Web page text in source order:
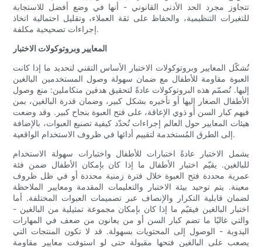
تتجاوز مجرد الحد الأدنى القانوني - أنها في وضع أفضل للاستجابة
للتغيرات التنظيمية، والحفاظ على ثقة العملاء، وتقليل احتمالية اتخاذ
إجراءات تصحيحية مكلفة.
المعايير وبروتوكولات الاختبار
تُشكّل المعايير وبروتوكولات الاختبار الأساس التقني لتحديد ما إذا كانت
العبوة مقاومة للأطفال مع ضمان سهولة وصول المستخدمين البالغين
إليها. تُصمّم هذه البروتوكولات عادةً لتحقيق هدفين متكاملين: منع وصول
الأطفال الصغار إليها أو تأخيره بشكل كبير، وضمان قدرة البالغين، بمن
فيهم كبار السن أو ذوي الإعاقة، على فتح العبوة بنجاح كبير. وقد وضعت
هيئات المعايير حول العالم إجراءات تُحدّد كيفية تصنيع العبوات، بالإضافة
إلى الطرق المُستخدمة لتقييم أدائها في ظروف الاستخدام الواقعية.
يشمل الاختبار عادةً اختبارات للأطفال واختبارات سهولة الاستخدام
للبالغين. يقيّم اختبار الأطفال ما إذا كان بإمكان الأطفال ضمن فئة
عمرية محددة فتح العبوة خلال فترة زمنية محددة أو في ظل ظروف
معينة. يتم توحيد بيئة الاختبار والتعليمات المقدمة ومعايير الملاحظة
لضمان قابلية التكرار والإنصاف عبر تصميمات العبوات المختلفة. أما
اختبار البالغين فيقيّم ما إذا كان بإمكان مجموعة تمثيلية من البالغين -
والتي غالبًا ما تضم ​​كبار السن أو من يعانون من ضعف في المهارات
اليدوية - الوصول إلى المحتويات بسهولة. قد لا تكون المنتجات التي
يصعب على البالغين فتحها مقبولة حتى لو استوفت معايير مقاومة